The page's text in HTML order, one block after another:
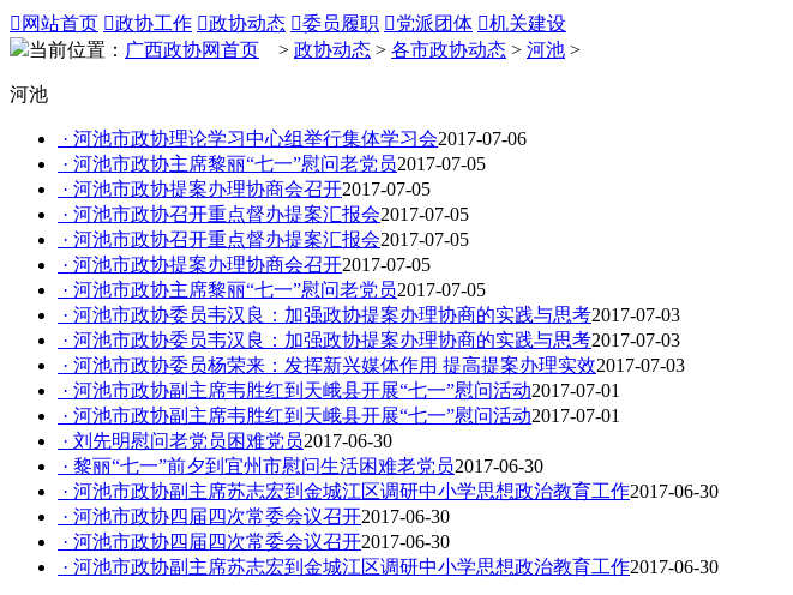
 网站首页 政协工作 政协动态 委员履职 党派团体 机关建设
当前位置： 广西政协网首页 > 政协动态 > 各市政协动态 > 河池 >
河池
· 河池市政协理论学习中心组举行集体学习会2017-07-06
· 河池市政协主席黎丽“七一”慰问老党员2017-07-05
· 河池市政协提案办理协商会召开2017-07-05
· 河池市政协召开重点督办提案汇报会2017-07-05
· 河池市政协召开重点督办提案汇报会2017-07-05
· 河池市政协提案办理协商会召开2017-07-05
· 河池市政协主席黎丽“七一”慰问老党员2017-07-05
· 河池市政协委员韦汉良：加强政协提案办理协商的实践与思考2017-07-03
· 河池市政协委员韦汉良：加强政协提案办理协商的实践与思考2017-07-03
· 河池市政协委员杨荣来：发挥新兴媒体作用 提高提案办理实效2017-07-03
· 河池市政协副主席韦胜红到天峨县开展“七一”慰问活动2017-07-01
· 河池市政协副主席韦胜红到天峨县开展“七一”慰问活动2017-07-01
· 刘先明慰问老党员困难党员2017-06-30
· 黎丽“七一”前夕到宜州市慰问生活困难老党员2017-06-30
· 河池市政协副主席苏志宏到金城江区调研中小学思想政治教育工作2017-06-30
· 河池市政协四届四次常委会议召开2017-06-30
· 河池市政协四届四次常委会议召开2017-06-30
· 河池市政协副主席苏志宏到金城江区调研中小学思想政治教育工作2017-06-30